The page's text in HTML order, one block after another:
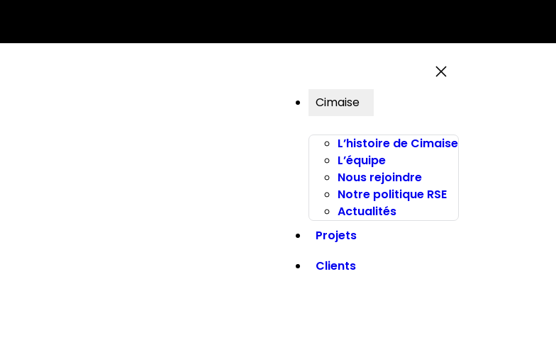
Cimaise
L’histoire de Cimaise
L’équipe
Nous rejoindre
Notre politique RSE
Actualités
Projets
Clients